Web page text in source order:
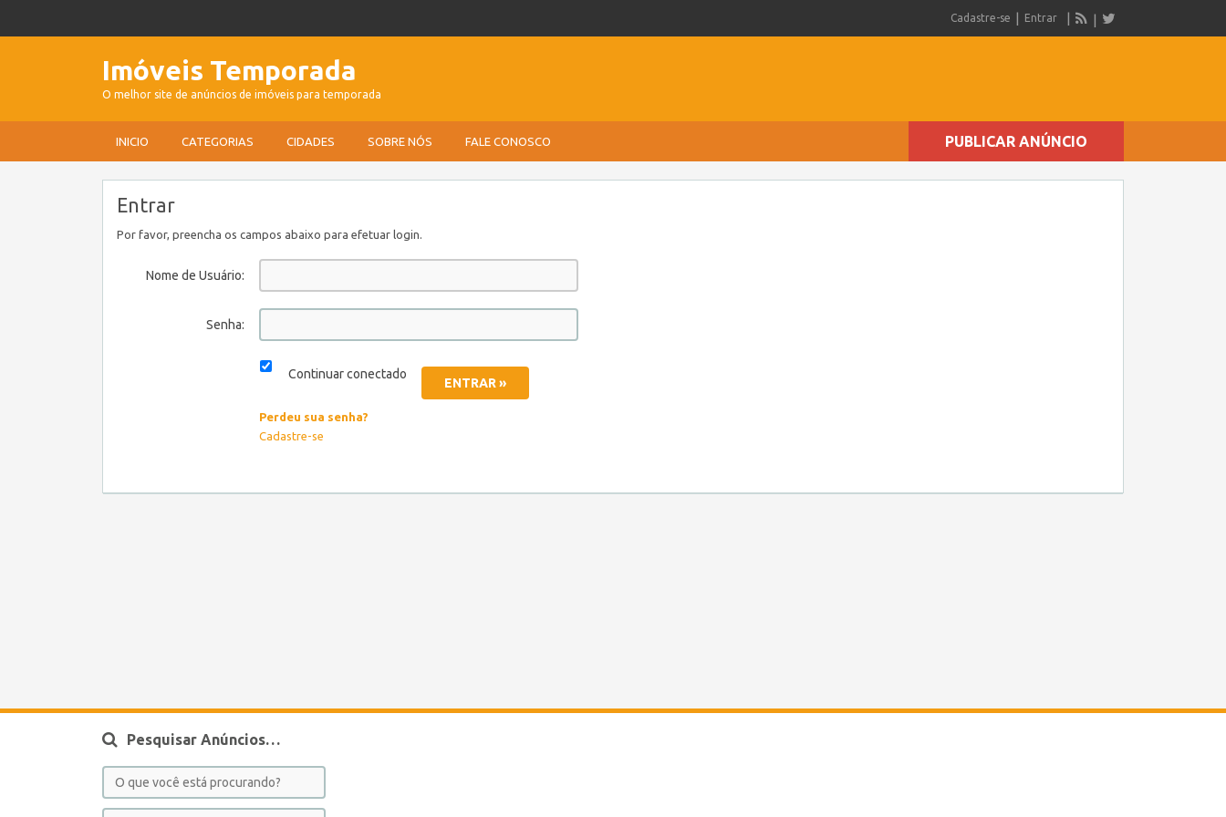
Cadastre-se Entrar
Imóveis Temporada
O melhor site de anúncios de imóveis para temporada
INICIO CATEGORIAS CIDADES SOBRE NÓS FALE CONOSCO PUBLICAR ANÚNCIO
Entrar
Por favor, preencha os campos abaixo para efetuar login.
Nome de Usuário:
Senha:
Continuar conectado
Perdeu sua senha?
Cadastre-se
Pesquisar Anúncios…